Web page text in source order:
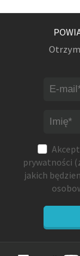
prywatności
jakich